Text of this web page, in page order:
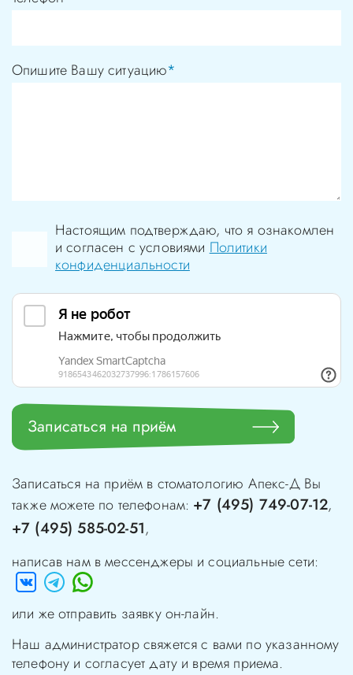
Опишите Вашу ситуацию*
Настоящим подтверждаю, что я ознакомлен
и согласен с условиямиПолитики
конфиденциальности
Записаться на приём
Записаться на приём в стоматологию Апекс-ДВы
также можете по телефонам: +7 (495) 749-07-12,
+7 (495) 585-02-51,
написав нам в мессенджеры и социальные сети:
или же отправить заявку он-лайн.
Наш администратор свяжется с вами по указанному
телефону и согласует дату и время приема.